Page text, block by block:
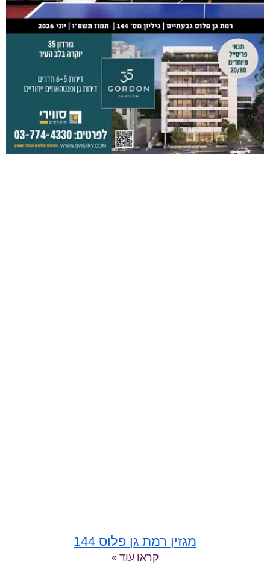
מגזין רמת גן פלוס 144
קראו עוד »